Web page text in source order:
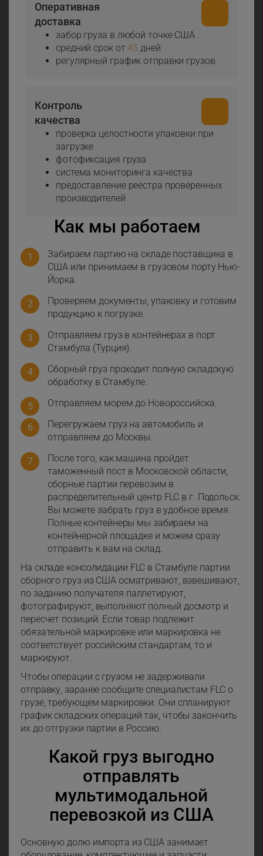
Оперативная
доставка
забор груза в любой точке США
средний срок от45 дней
регулярный график отправки грузов
Контроль
качества
проверка целостности упаковки при
загрузке
фотофиксация груза
система мониторинга качества
предоставление реестра проверенных
производителей
Как мы работаем
Забираем партию на складе поставщика в
США или принимаем в грузовом порту Нью-
Йорка.
Проверяем документы, упаковку и готовим
продукцию к погрузке.
Отправляем груз в контейнерах в порт
Стамбула (Турция).
Сборный груз проходит полную складскую
обработку в Стамбуле.
Отправляем морем до Новороссийска.
Перегружаем груз на автомобиль и
отправляем до Москвы.
После того, как машина пройдет
таможенный пост в Московской области,
сборные партии перевозим в
распределительный центр FLC в г. Подольск.
Вы можете забрать груз в удобное время.
Полные контейнеры мы забираем на
контейнерной площадке и можем сразу
отправить к вам на склад.
На складе консолидации FLC в Стамбуле партии
сборного груз из США осматривают, взвешивают,
по заданию получателя паллетируют,
фотографируют, выполняют полный досмотр и
пересчет позиций. Если товар подлежит
обязательной маркировке или маркировка не
соответствует российским стандартам, то и
маркируют.
Чтобы операции с грузом не задерживали
отправку, заранее сообщите специалистам FLC о
грузе, требующем маркировки. Они спланируют
график складских операций так, чтобы закончить
их до отгрузки партии в Россию.
Какой груз выгодно
отправлять
мультимодальной
перевозкой из США
Основную долю импорта из США занимает